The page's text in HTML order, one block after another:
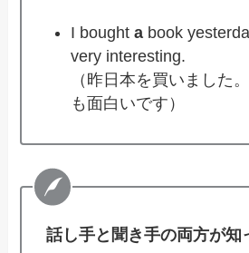
I boughta book
very interesting.
（昨日本を買いました
も面白いです）
話し手と聞き手の両方が知